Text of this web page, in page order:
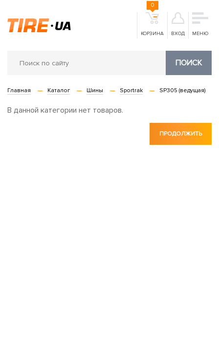
КОРЗИНА
0
ВХОД МЕНЮ
ПОИСК
Главная Каталог Шины Sportrak SP305 (ведущая)
В данной категории нет товаров.
ПРОДОЛЖИТЬ